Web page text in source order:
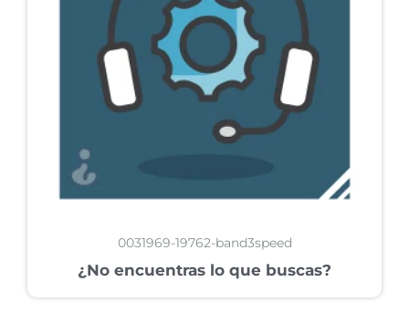
0031969-19762-band3speed
¿No encuentras lo que buscas?